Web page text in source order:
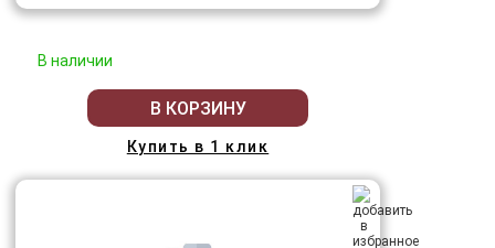
В наличии
В КОРЗИНУ
Купить в 1 клик